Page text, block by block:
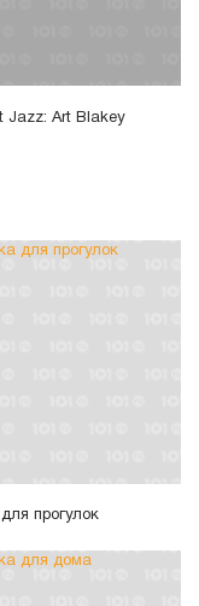
Jazz: Art Blakey
прогулок